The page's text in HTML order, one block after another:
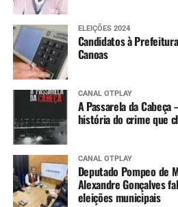
ELEIÇÕES 2024
Candidatos à
Canoas
CANAL OTPLAY
A Passarela da
história do crime que
CANAL OTPLAY
Deputado Pompeo de
Alexandre Gonçalves
eleições municipais